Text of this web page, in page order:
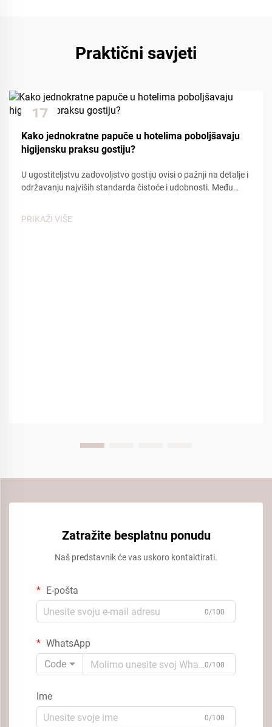
Praktični savjeti
17
Dec
Kako jednokratne papuče u hotelima poboljšavaju
higijensku praksu gostiju?
U ugostiteljstvu zadovoljstvo gostiju ovisi o pažnji na detalje i
održavanju najviših standarda čistoće i udobnosti. Među
gostiju, hotelske jednokratne papuče pl...
PRIKAŽI VIŠE
Zatražite besplatnu ponudu
Naš predstavnik će vas uskoro kontaktirati.
E-pošta
0/100
WhatsApp
Code
0/100
Ime
0/100